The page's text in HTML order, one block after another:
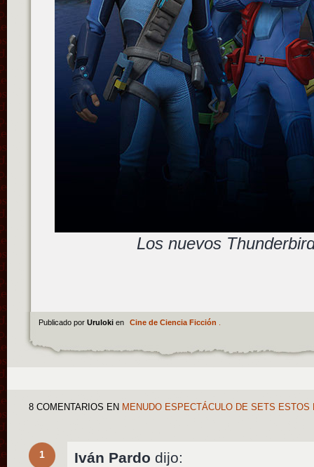
Los nuevos
Publicado por Uruloki en Cine de Ciencia Ficción
8 COMENTARIOS EN MENUDO ESPECTÁCULO DE SETS
1 Iván Pardo dijo: